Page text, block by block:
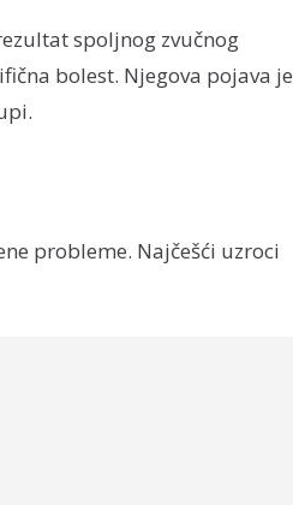
spoljnog zvučnog
bolest. Njegova pojava je
probleme. Najčešći uzroci